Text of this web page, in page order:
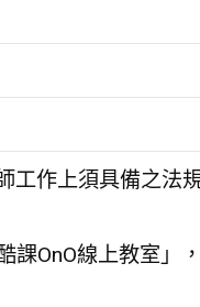
工作上須具備之法
課OnO線上教室」